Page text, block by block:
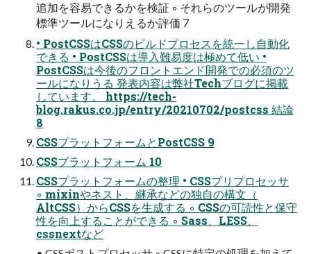
追加を容易できるかを検証 ◦ それらのツールが開発
標準ツールになりえるか評価 7
• PostCSSはCSSのビルドプロセスを統一し自動化
できる • PostCSSは導入難易度は極めて低い •
PostCSSは今後のフロントエンド開発での必須のツ
ールになりうる 発表内容は弊社Techブログに掲載
しています。 https://tech-
blog.rakus.co.jp/entry/20210702/postcss 結論
8
CSSプラットフォームとPostCSS 9
CSSプラットフォーム 10
CSSプラットフォームの整理 • CSSプリプロセッサ
◦ mixinやネスト、継承などの独自の構文（
AltCSS）からCSSを生成する ◦ CSSの可読性と保守
性を向上することができる ◦ Sass、LESS、
cssnextなど